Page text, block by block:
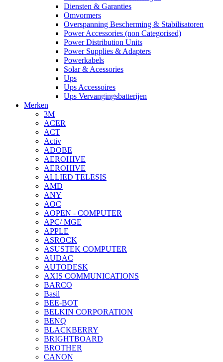
Diensten & Garanties
Omvormers
Overspanning Bescherming & Stabilisatoren
Power Accessories (non Categorised)
Power Distribution Units
Power Supplies & Adapters
Powerkabels
Solar & Acessories
Ups
Ups Accessoires
Ups Vervangingsbatterijen
Merken
3M
ACER
ACT
Activ
ADOBE
AEROHIVE
AEROHIVE
ALLIED TELESIS
AMD
ANY
AOC
AOPEN - COMPUTER
APC/ MGE
APPLE
ASROCK
ASUSTEK COMPUTER
AUDAC
AUTODESK
AXIS COMMUNICATIONS
BARCO
Basil
BEE-BOT
BELKIN CORPORATION
BENQ
BLACKBERRY
BRIGHTBOARD
BROTHER
CANON